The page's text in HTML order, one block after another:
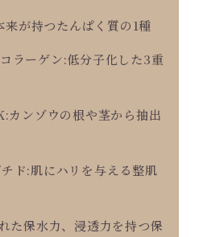
が持つたんぱく質の1種
ラーゲン:低分子化した3重
カンゾウの根や茎から抽出
ド:肌にハリを与える整肌
た保水力、浸透力を持つ保